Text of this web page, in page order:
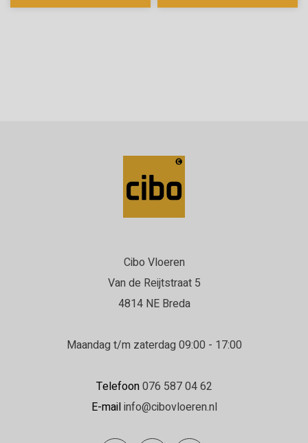
Cibo Vloeren
Van de Reijtstraat 5
4814 NE Breda
Maandag t/m zaterdag 09:00 - 17:00
Telefoon076 587 04 62
E-mailinfo@cibovloeren.nl